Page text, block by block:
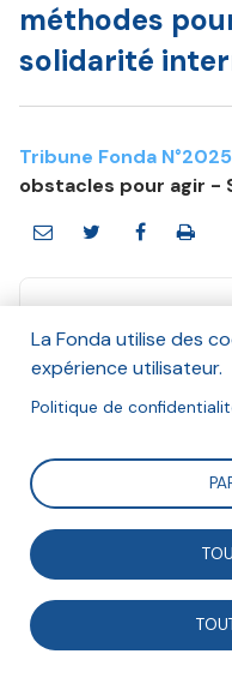
méthodes
solidarité
Tribune Fonda N°2025
obstacles pour agir -
Depuis plusieurs
approches orientées
La Fonda utilise des
expérience utilisateur.
Politique de